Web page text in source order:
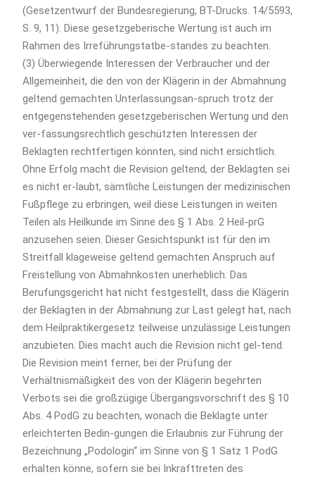
(Gesetzentwurf der Bundesregierung, BT-Drucks. 14/5593,
S. 9, 11). Diese gesetzgeberische Wertung ist auch im
Rahmen des Irreführungstatbe-standes zu beachten.
(3) Überwiegende Interessen der Verbraucher und der
Allgemeinheit, die den von der Klägerin in der Abmahnung
geltend gemachten Unterlassungsan-spruch trotz der
entgegenstehenden gesetzgeberischen Wertung und den
ver-fassungsrechtlich geschützten Interessen der
Beklagten rechtfertigen könnten, sind nicht ersichtlich.
Ohne Erfolg macht die Revision geltend, der Beklagten sei
es nicht er-laubt, sämtliche Leistungen der medizinischen
Fußpflege zu erbringen, weil diese Leistungen in weiten
Teilen als Heilkunde im Sinne des § 1 Abs. 2 Heil-prG
anzusehen seien. Dieser Gesichtspunkt ist für den im
Streitfall klageweise geltend gemachten Anspruch auf
Freistellung von Abmahnkosten unerheblich. Das
Berufungsgericht hat nicht festgestellt, dass die Klägerin
der Beklagten in der Abmahnung zur Last gelegt hat, nach
dem Heilpraktikergesetz teilweise unzulässige Leistungen
anzubieten. Dies macht auch die Revision nicht gel-tend.
Die Revision meint ferner, bei der Prüfung der
Verhältnismäßigkeit des von der Klägerin begehrten
Verbots sei die großzügige Übergangsvorschrift des § 10
Abs. 4 PodG zu beachten, wonach die Beklagte unter
erleichterten Bedin-gungen die Erlaubnis zur Führung der
Bezeichnung „Podologin“ im Sinne von § 1 Satz 1 PodG
erhalten könne, sofern sie bei Inkrafttreten des